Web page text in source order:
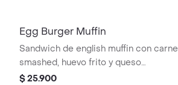
Egg Burger Muffin
Sandwich de english muffin con carne
smashed, huevo frito y queso
cheddar.
$ 25.900